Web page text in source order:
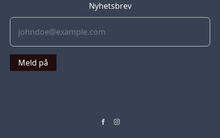
Nyhetsbrev
Meld på